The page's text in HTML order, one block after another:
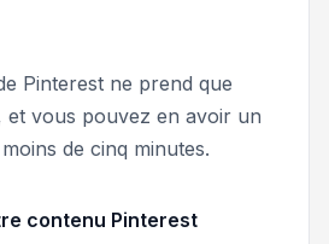
Pinterest ne prend que
et vous pouvez en avoir un
de cinq minutes.
contenu Pinterest